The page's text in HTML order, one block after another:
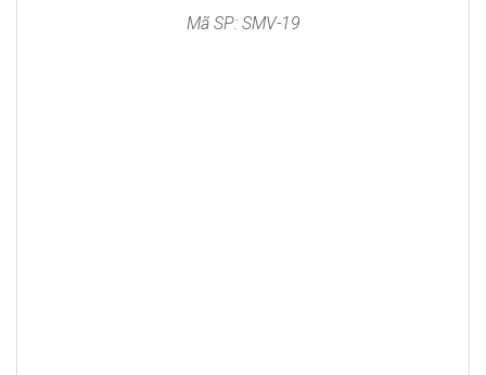
Mã SP: SMV-19